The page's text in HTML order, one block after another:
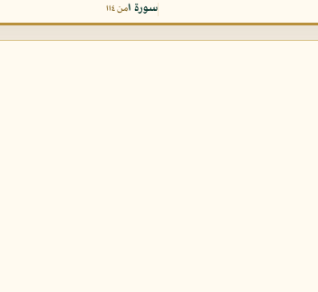
سورة ١ من ١١٤